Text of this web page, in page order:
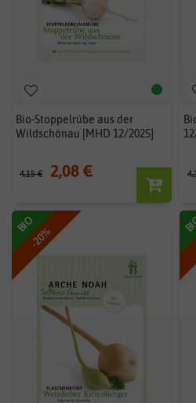
Bio-Stoppelrübe aus der
Wildschönau [MHD 12/2025]
4,15 € 2,08 €
-20%
BIO